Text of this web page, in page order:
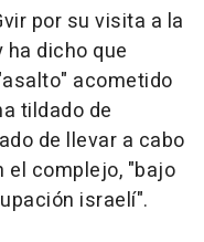
por su visita a la
dicho que
acometido
tildado de
de llevar a cabo
el complejo, "bajo
israelí".